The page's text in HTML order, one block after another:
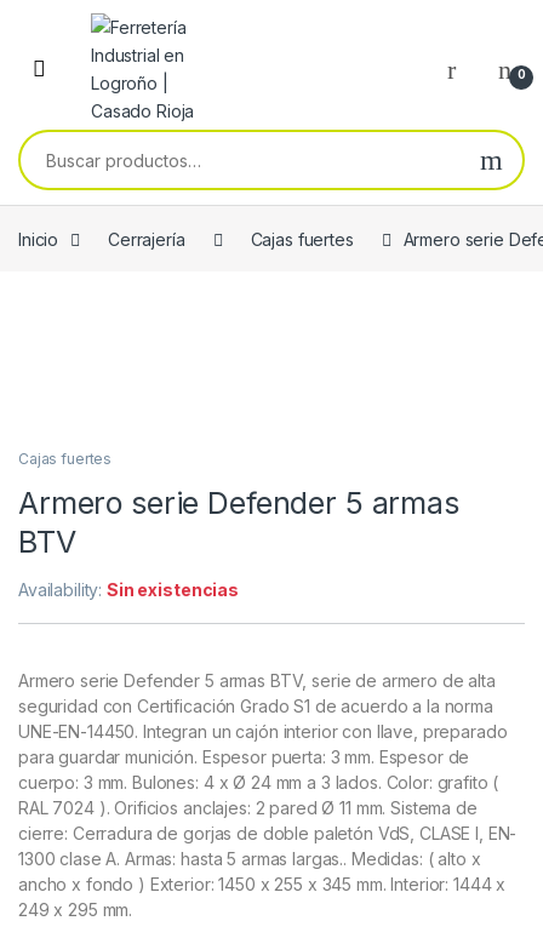
Skip to navigation
Skip to content
0
Buscar por:
Inicio Cerrajería Cajas fuertes Armero serie
Cajas fuertes
Armero serie Defender 5 armas
BTV
Availability:Sin existencias
Armero serie Defender 5 armas BTV, serie de armero de alta
seguridad con Certificación Grado S1 de acuerdo a la norma
UNE-EN-14450. Integran un cajón interior con llave, preparado
para guardar munición. Espesor puerta: 3 mm. Espesor de
cuerpo: 3 mm. Bulones: 4 x Ø 24 mm a 3 lados. Color: grafito (
RAL 7024 ). Orificios anclajes: 2 pared Ø 11 mm. Sistema de
cierre: Cerradura de gorjas de doble paletón VdS, CLASE I, EN-
1300 clase A. Armas: hasta 5 armas largas.. Medidas: ( alto x
ancho x fondo ) Exterior: 1450 x 255 x 345 mm. Interior: 1444 x
249 x 295 mm.